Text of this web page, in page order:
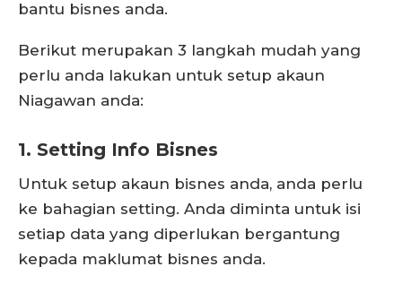
bantu bisnes anda.
Berikut merupakan 3 langkah mudah yang
perlu anda lakukan untuk setup akaun
Niagawan anda:
1. Setting Info Bisnes
Untuk setup akaun bisnes anda, anda perlu
ke bahagian setting. Anda diminta untuk isi
setiap data yang diperlukan bergantung
kepada maklumat bisnes anda.